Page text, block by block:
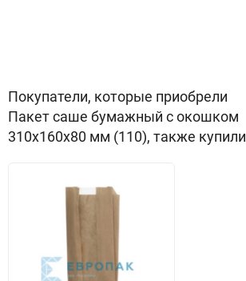
Покупатели, которые приобрели
Пакет саше бумажный с окошком
310x160x80 мм (110), также купили